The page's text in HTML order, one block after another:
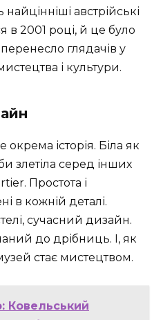
австрійські
в 2001 році, й це було
глядачів у
і культури.
історія. Біла як
злетіла серед інших
Простота і
в кожній деталі.
сучасний дизайн.
до дрібниць. І, як
стає мистецтвом.
Ковельський